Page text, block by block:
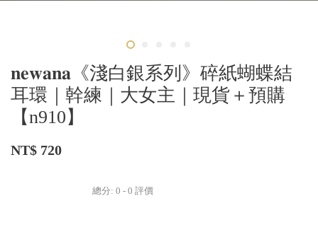
𝐧𝐞𝐰𝐚𝐧𝐚《淺白銀系列》碎紙蝴蝶結
耳環｜幹練｜大女主｜現貨＋預購
【n910】
NT$ 720
總分: 0 - 0 評價